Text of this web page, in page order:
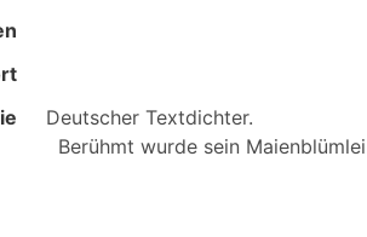
Deutscher Textdichter.
Berühmt wurde sein